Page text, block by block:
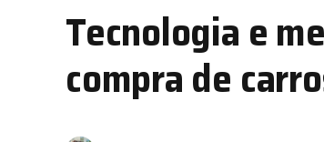
Tecnologia e
compra de